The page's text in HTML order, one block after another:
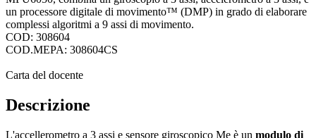
un processore digitale di movimento™ (DMP) in grado di elaborare
complessi algoritmi a 9 assi di movimento.
COD: 308604
COD.MEPA: 308604CS
Carta del docente
Descrizione
L'accellerometro a 3 assi e sensore giroscopico Me è un modulo di